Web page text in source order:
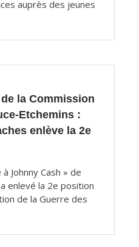
auprès des jeunes
la Commission
Etchemins :
enlève la 2e
Johnny Cash » de
enlevé la 2e position
de la Guerre des